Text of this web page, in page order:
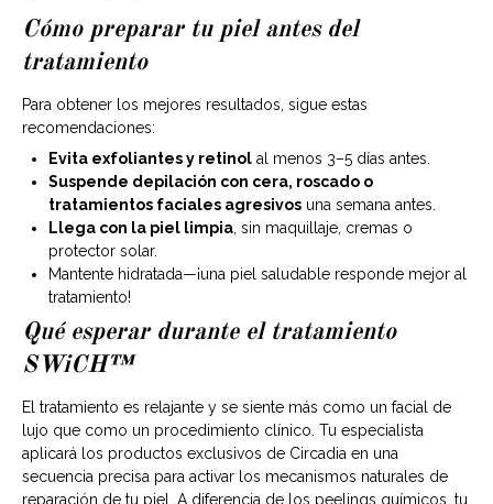
Cómo preparar tu piel antes del
tratamiento
Para obtener los mejores resultados, sigue estas
recomendaciones:
Evita exfoliantes y retinol al menos 3–5 días antes.
Suspende depilación con cera, roscado o
tratamientos faciales agresivos una semana antes.
Llega con la piel limpia , sin maquillaje, cremas o
protector solar.
Mantente hidratada—¡una piel saludable responde mejor al
tratamiento!
Qué esperar durante el tratamiento
SWiCH™
El tratamiento es relajante y se siente más como un facial de
lujo que como un procedimiento clínico. Tu especialista
aplicará los productos exclusivos de Circadia en una
secuencia precisa para activar los mecanismos naturales de
reparación de tu piel. A diferencia de los peelings químicos, tu